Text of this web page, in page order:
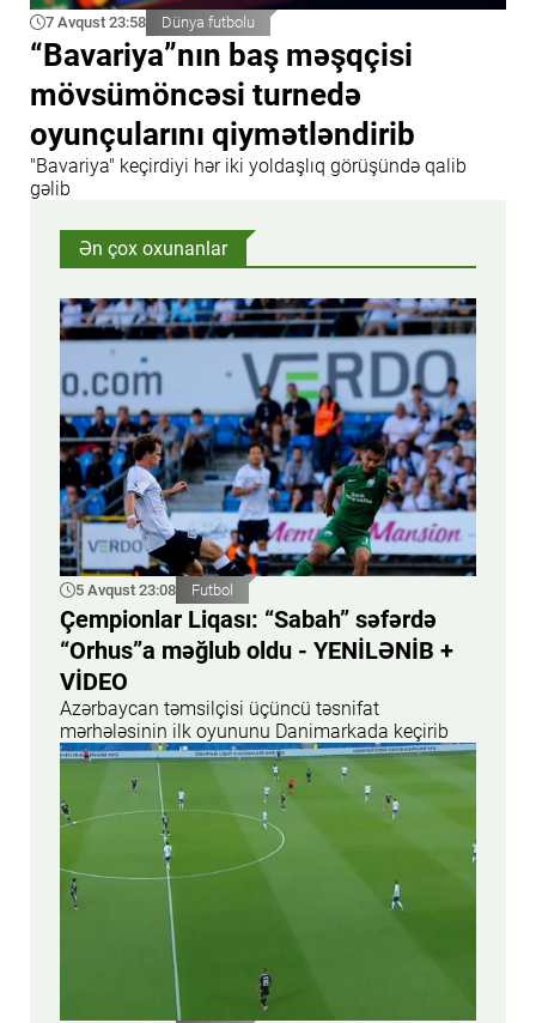
7 Avqust 23:58 Dünya futbolu
“Bavariya”nın baş məşqçisi
mövsümöncəsi turnedə
oyunçularını qiymətləndirib
"Bavariya" keçirdiyi hər iki yoldaşlıq görüşündə qalib
gəlib
Ən çox oxunanlar
5 Avqust 23:08 Futbol
Çempionlar Liqası: “Sabah” səfərdə
“Orhus”a məğlub oldu - YENİLƏNİB +
VİDEO
Azərbaycan təmsilçisi üçüncü təsnifat
mərhələsinin ilk oyununu Danimarkada keçirib